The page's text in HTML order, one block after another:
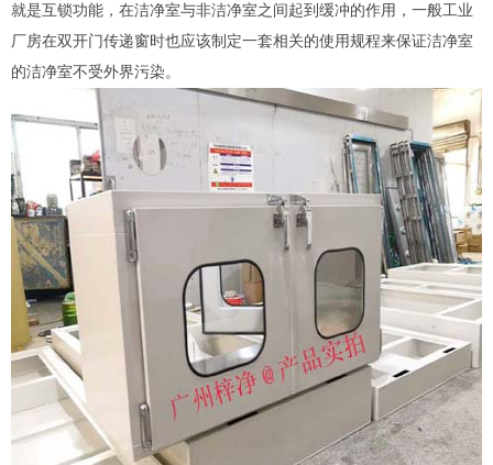
就是互锁功能，在洁净室与非洁净室之间起到缓冲的作用，一般工业
厂房在双开门传递窗时也应该制定一套相关的使用规程来保证洁净室
的洁净室不受外界污染。